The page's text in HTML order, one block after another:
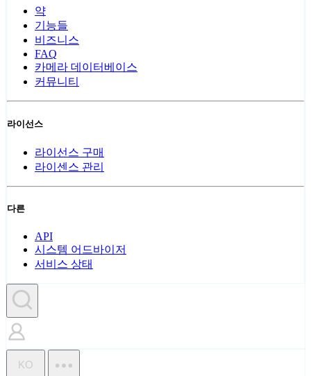
약
기능들
비즈니스
FAQ
카메라 데이터베이스
커뮤니티
라이선스
라이선스 구매
라이센스 관리
다른
API
시스템 어드바이저
서비스 상태
KO